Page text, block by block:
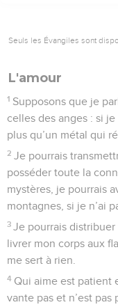
Seuls les Évangiles sont
L'amour
1 Supposons que je
celles des anges : si je
plus qu’un métal qui
2 Je pourrais
posséder toute la
mystères, je pourrais
montagnes, si je n’ai
3 Je pourrais
livrer mon corps aux
me sert à rien.
4 Qui aime est patient
vante pas et n’est pas